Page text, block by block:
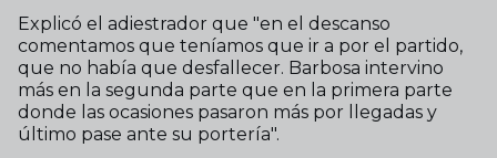
Explicó el adiestrador que "en el descanso
comentamos que teníamos que ir a por el partido,
que no había que desfallecer. Barbosa intervino
más en la segunda parte que en la primera parte
donde las ocasiones pasaron más por llegadas y
último pase ante su portería".